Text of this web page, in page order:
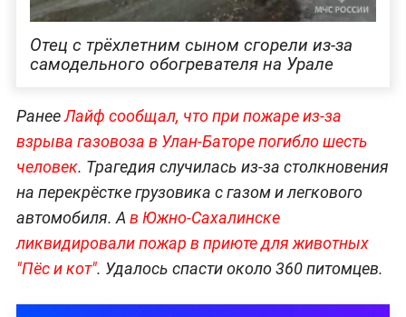
Отец с трёхлетним сыном сгорели из-за
самодельного обогревателя на Урале
РанееЛайф сообщал, что при пожаре из-за
взрыва газовоза в Улан-Баторе погибло шесть
человек. Трагедия случилась из-за столкновения
на перекрёстке грузовика с газом и легкового
автомобиля. А в Южно-Сахалинске
ликвидировали пожар в приюте для животных
"Пёс и кот". Удалось спасти около 360 питомцев.